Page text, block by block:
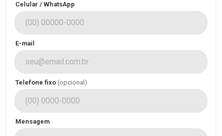
Celular / WhatsApp
E-mail
Telefone fixo (opcional)
Mensagem